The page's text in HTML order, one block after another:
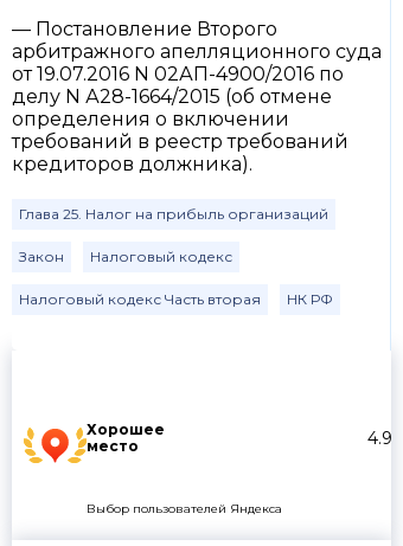
Хорошее
место
4.9
Выбор пользователей Яндекса
— Постановление Второго
арбитражного апелляционного суда
от 19.07.2016 N 02АП-4900/2016 по
делу N А28-1664/2015 (об отмене
определения о включении
требований в реестр требований
кредиторов должника).
Глава 25. Налог на прибыль организаций
Закон Налоговый кодекс
Налоговый кодекс Часть вторая НК РФ